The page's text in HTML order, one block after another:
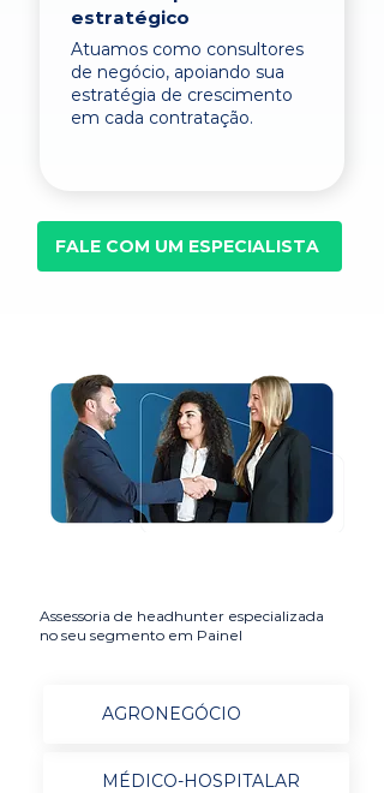
estratégico
Atuamos como consultores
de negócio, apoiando sua
estratégia de crescimento
em cada contratação.
FALE COM UM ESPECIALISTA
Assessoria de headhunter especializada
no seu segmento em Painel
AGRONEGÓCIO
MÉDICO-HOSPITALAR